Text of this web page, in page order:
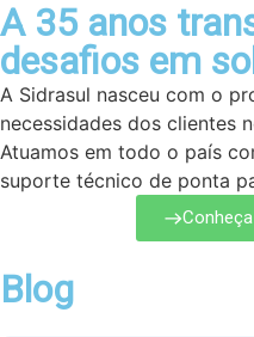
A 35 anos
desafios em
A Sidrasul nasceu com o
necessidades dos clientes
Atuamos em todo o país
suporte técnico de ponta
Blog